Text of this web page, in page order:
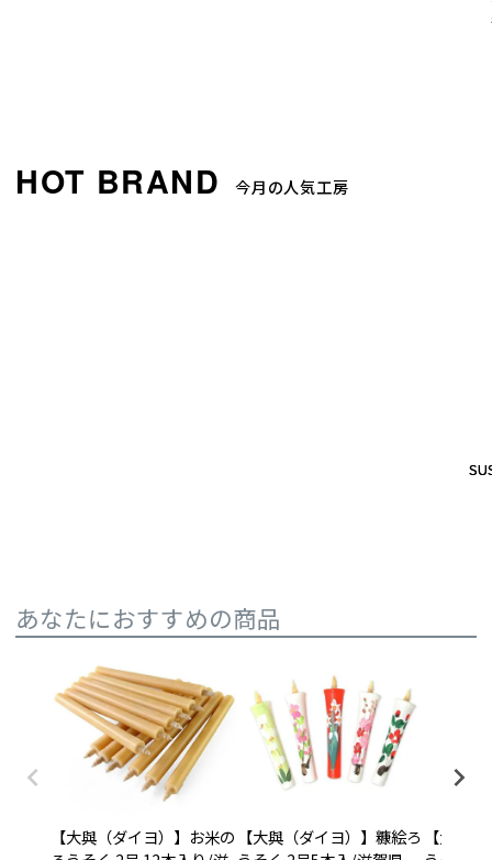
今月の人気工房
あなたにおすすめの商品
【大與（ダイヨ）】お米の 【大與（ダイヨ）】糠絵ろ 【大與